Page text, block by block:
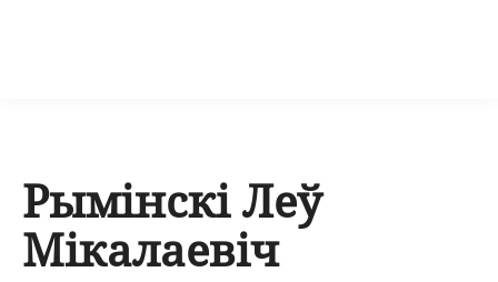
Рымінскі Леў
Мікалаевіч